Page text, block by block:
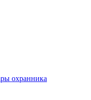
охранника